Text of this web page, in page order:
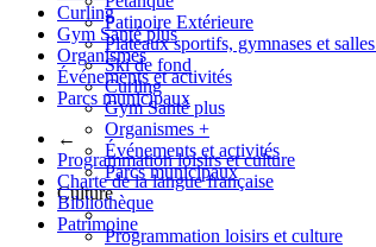
Curling
Gym Santé plus
Organismes
Événements et activités
Parcs municipaux
←
Programmation loisirs et culture
Charte de la langue française
Bibliothèque
Patrimoine
Patinoire Extérieure
Plateaux sportifs, gymnases et salles
Ski de fond
Curling
Gym Santé plus
Organismes +
Événements et activités
Parcs municipaux
Culture
Programmation loisirs et culture